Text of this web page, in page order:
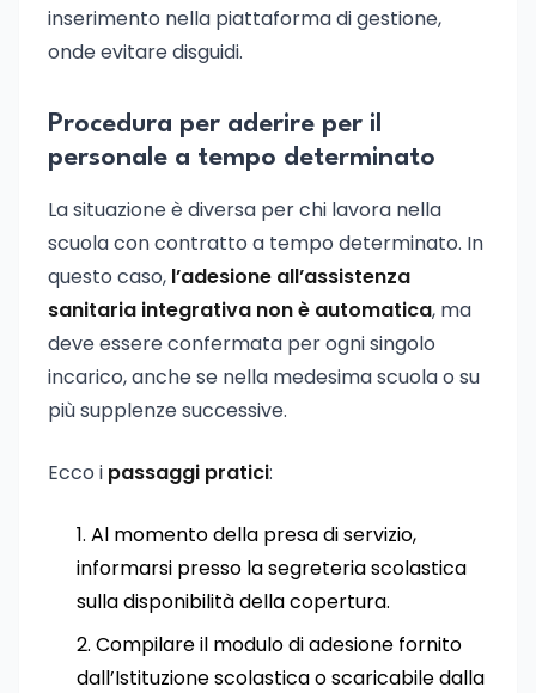
inserimento nella piattaforma di gestione,
onde evitare disguidi.
Procedura per aderire per il
personale a tempo determinato
La situazione è diversa per chi lavora nella
scuola con contratto a tempo determinato. In
questo caso, l’adesione all’assistenza
sanitaria integrativa non è automatica, ma
deve essere confermata per ogni singolo
incarico, anche se nella medesima scuola o su
più supplenze successive.
Ecco i passaggi pratici:
Al momento della presa di servizio,
informarsi presso la segreteria scolastica
sulla disponibilità della copertura.
Compilare il modulo di adesione fornito
dall’Istituzione scolastica o scaricabile dalla